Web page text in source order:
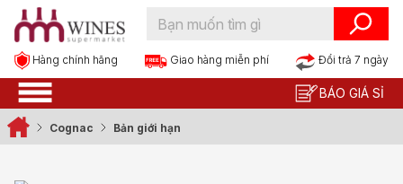
Hàng chính hãng Giao hàng miễn phí Đổi trả 7 ngày
BÁO GIÁ SỈ
Cognac Bản giới hạn